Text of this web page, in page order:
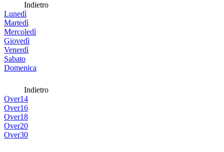
Indietro
Lunedì
Martedì
Mercoledì
Giovedì
Venerdì
Sabato
Domenica
Indietro
Over14
Over16
Over18
Over20
Over30